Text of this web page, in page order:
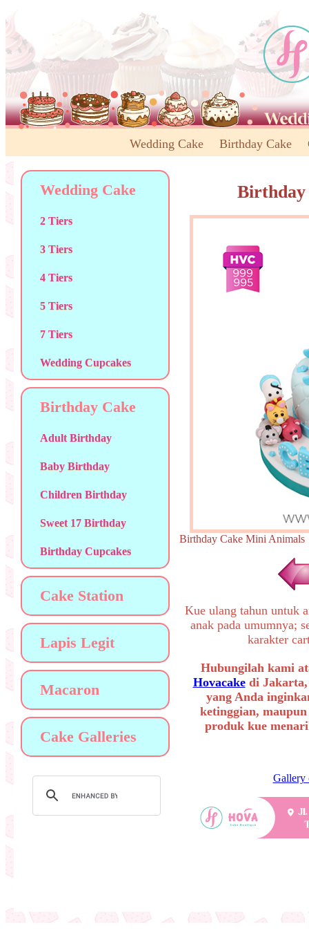
Wedding Cake Birthday Cake
Wedding Cake
2 Tiers
3 Tiers
4 Tiers
5 Tiers
7 Tiers
Wedding Cupcakes
Birthday Cake
Adult Birthday
Baby Birthday
Children Birthday
Sweet 17 Birthday
Birthday Cupcakes
Cake Station
Lapis Legit
Macaron
Cake Galleries
Birthday
Birthday Cake Mini
Kue ulang tahun untuk
anak pada umumnya;
karakter
Hubungilah kami
Hovacakedi Jakarta,
yang Anda
ketinggian,
produk kue
Gallery